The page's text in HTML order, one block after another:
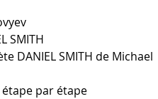
SMITH
DANIEL SMITH de Michael
par étape